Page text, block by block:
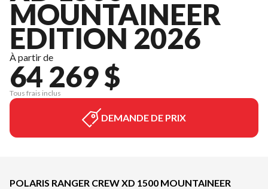
MOUNTAINEER
EDITION 2026
À partir de
64 269 $
Tous frais inclus
DEMANDE DE PRIX
POLARIS RANGER CREW XD 1500 MOUNTAINEER